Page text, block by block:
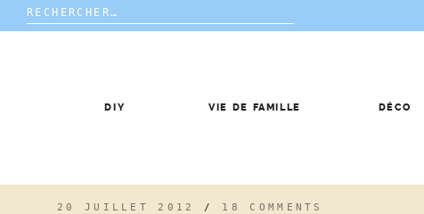
Rechercher :
DIY VIE DE FAMILLE DÉCO
20 JUILLET 2012 / 18 COMMENTS